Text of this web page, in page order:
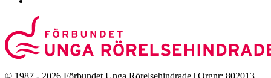
© 1987 - 2026 Förbundet Unga Rörelsehindrade | Orgnr: 802013 –